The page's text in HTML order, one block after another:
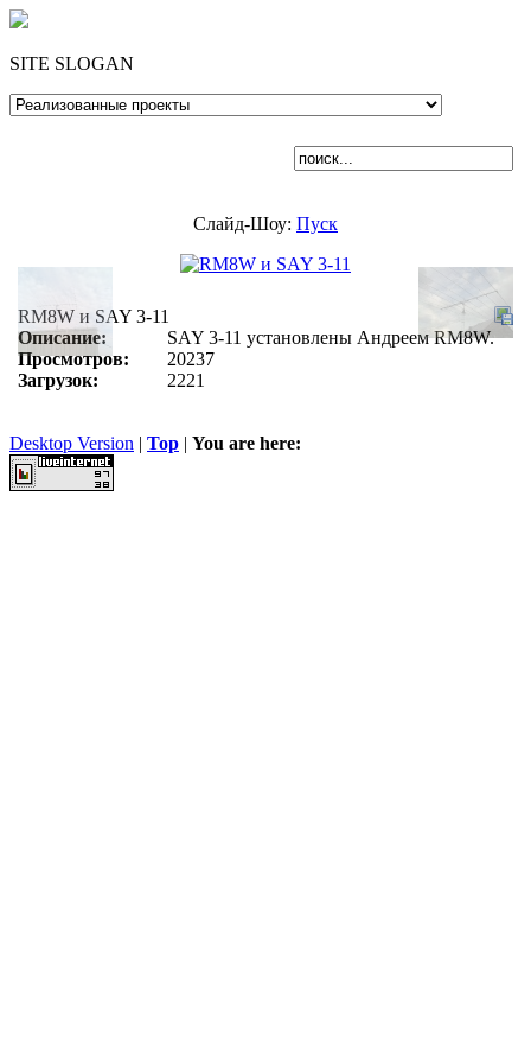
SITE SLOGAN
Слайд-Шоу: Пуск
RM8W и SAY 3-11
Описание:
SAY 3-11 установлены Андреем RM8W.
Просмотров:
20237
Загрузок:
2221
Desktop Version | Top | You are here: